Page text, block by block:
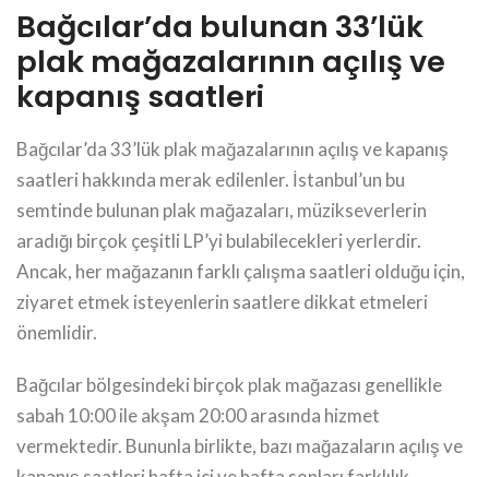
Bağcılar’da bulunan 33’lük
plak mağazalarının açılış ve
kapanış saatleri
Bağcılar’da 33’lük plak mağazalarının açılış ve kapanış
saatleri hakkında merak edilenler. İstanbul’un bu
semtinde bulunan plak mağazaları, müzikseverlerin
aradığı birçok çeşitli LP’yi bulabilecekleri yerlerdir.
Ancak, her mağazanın farklı çalışma saatleri olduğu için,
ziyaret etmek isteyenlerin saatlere dikkat etmeleri
önemlidir.
Bağcılar bölgesindeki birçok plak mağazası genellikle
sabah 10:00 ile akşam 20:00 arasında hizmet
vermektedir. Bununla birlikte, bazı mağazaların açılış ve